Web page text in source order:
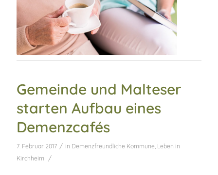
Gemeinde und Malteser
starten Aufbau eines
Demenzcafés
7. Februar 2017 / in Demenzfreundliche Kommune, Leben in
Kirchheim
/